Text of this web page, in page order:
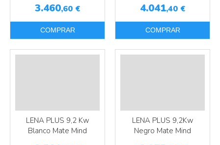
3.460,60 €
COMPRAR
4.041,40 €
COMPRAR
LENA PLUS 9,2 Kw
Blanco Mate Mind
LENA PLUS 9,2Kw
Negro Mate Mind